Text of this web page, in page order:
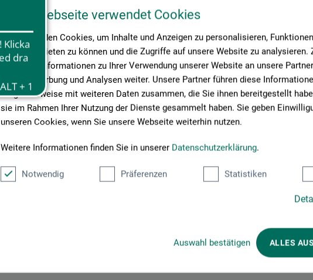
Diese Webseite verwendet Cookies
Wir verwenden Cookies, um Inhalte und Anzeigen zu personalisieren,
Medien anbieten zu können und die Zugriffe auf unsere Website zu analysieren.
geben wir Informationen zu Ihrer Verwendung unserer Website an unsere
Medien, Werbung und Analysen weiter. Unsere Partner führen diese
möglicherweise mit weiteren Daten zusammen, die Sie ihnen bereitgestellt
sie im Rahmen Ihrer Nutzung der Dienste gesammelt haben. Sie geben
unseren Cookies, wenn Sie unsere Webseite weiterhin nutzen.
Weitere Informationen finden Sie in unserer Datenschutzerklärung.
Notwendig Präferenzen Statistiken
Auswahl bestätigen ALLES